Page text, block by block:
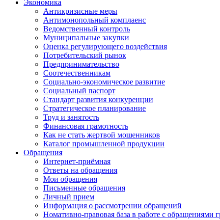
Экономика
Антикризисные меры
Антимонопольный комплаенс
Ведомственный контроль
Муниципальные закупки
Оценка регулирующего воздействия
Потребительский рынок
Предпринимательство
Соотечественникам
Социально-экономическое развитие
Социальный паспорт
Стандарт развития конкуренции
Стратегическое планирование
Труд и занятость
Финансовая грамотность
Как не стать жертвой мошенников
Каталог промышленной продукции
Обращения
Интернет-приёмная
Ответы на обращения
Мои обращения
Письменные обращения
Личный прием
Информация о рассмотрении обращений
Номативно-правовая база в работе с обращениями